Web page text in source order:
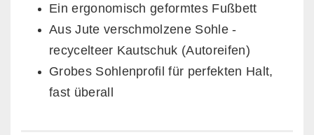
Ein ergonomisch geformtes Fußbett
Aus Jute verschmolzene Sohle -
recycelteer Kautschuk (Autoreifen)
Grobes Sohlenprofil für perfekten Halt,
fast überall